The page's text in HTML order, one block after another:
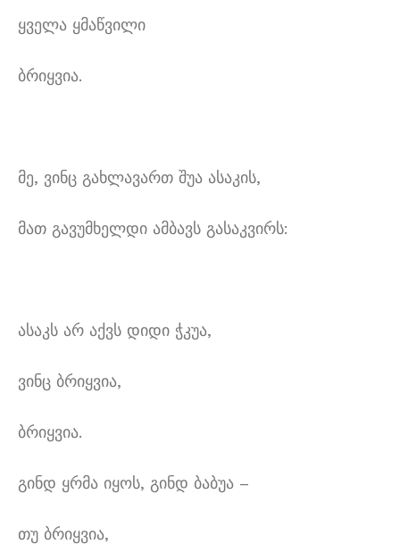
ყველა ყმაწვილი
ბრიყვია.
მე, ვინც გახლავართ შუა ასაკის,
მათ გავუმხელდი ამბავს გასაკვირს:
ასაკს არ აქვს დიდი ჭკუა,
ვინც ბრიყვია,
ბრიყვია.
გინდ ყრმა იყოს, გინდ ბაბუა –
თუ ბრიყვია,